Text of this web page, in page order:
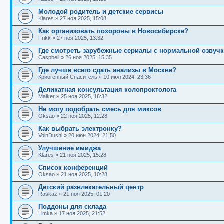
Молодой родитель и детские сервисы
Klares » 27 ноя 2025, 15:08
Как организовать похороны в Новосибирске?
Frikk » 27 ноя 2025, 13:32
Где смотреть зарубежные сериалы с нормальной
Caspbell » 26 ноя 2025, 15:35
Где лучше всего сдать анализы в Москве?
Криогенный Спаситель » 10 июл 2024, 23:36
Деликатная консультация колопроктолога
Malker » 25 ноя 2025, 16:32
Не могу подобрать смесь для миксов
Oksao » 22 ноя 2025, 12:28
Как выбрать электронку?
VoinDushi » 20 июн 2024, 21:50
Улучшение имиджа
Klares » 21 ноя 2025, 15:28
Список конференций
Oksao » 21 ноя 2025, 10:28
Детский развлекательный центр
Raskaz » 21 ноя 2025, 01:20
Поддоны для склада
Limka » 17 ноя 2025, 21:52